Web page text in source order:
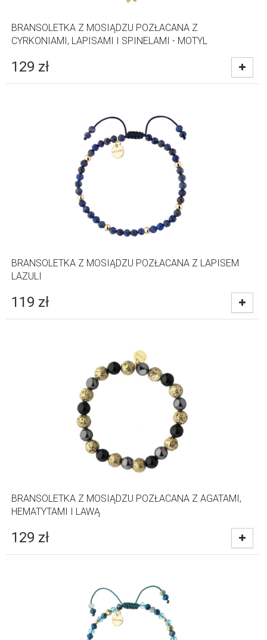
BRANSOLETKA Z MOSIĄDZU POZŁACANA Z
CYRKONIAMI, LAPISAMI I SPINELAMI - MOTYL
129 zł
BRANSOLETKA Z MOSIĄDZU POZŁACANA Z LAPISEM
LAZULI
119 zł
BRANSOLETKA Z MOSIĄDZU POZŁACANA Z AGATAMI,
HEMATYTAMI I LAWĄ
129 zł